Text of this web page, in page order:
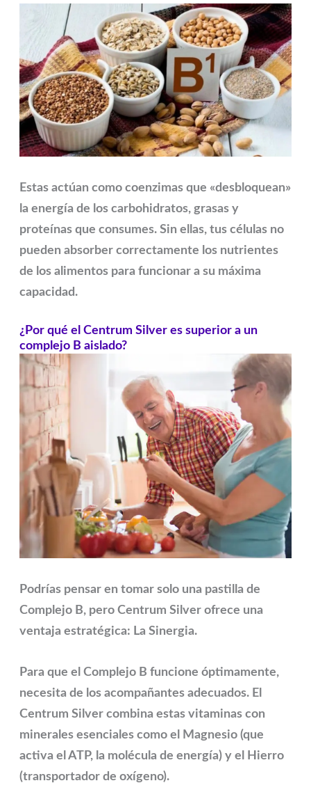
Estas actúan como coenzimas que «desbloquean»
la energía de los carbohidratos, grasas y
proteínas que consumes. Sin ellas, tus células no
pueden absorber correctamente los nutrientes
de los alimentos para funcionar a su máxima
capacidad.
¿Por qué el Centrum Silver es superior a un
complejo B aislado?
Podrías pensar en tomar solo una pastilla de
Complejo B, peroCentrum Silver ofrece una
ventaja estratégica: La Sinergia.
Para que el Complejo B funcione óptimamente,
necesita de los acompañantes adecuados. El
Centrum Silver combina estas vitaminas con
minerales esenciales como el
Magnesio (que
activa el ATP, la molécula de energía) y el
Hierro
(transportador de oxígeno).